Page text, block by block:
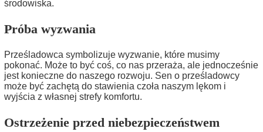
środowiska.
Próba wyzwania
Prześladowca symbolizuje wyzwanie, które musimy
pokonać. Może to być coś, co nas przeraża, ale jednocześnie
jest konieczne do naszego rozwoju. Sen o prześladowcy
może być zachętą do stawienia czoła naszym lękom i
wyjścia z własnej strefy komfortu.
Ostrzeżenie przed niebezpieczeństwem